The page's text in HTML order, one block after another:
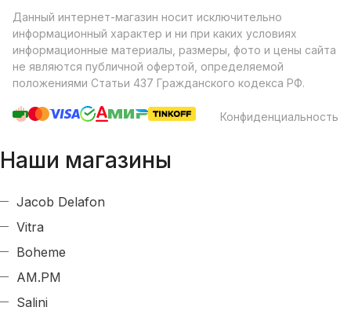
Данный интернет-магазин носит исключительно
информационный характер и ни при каких условиях
информационные материалы, размеры, фото и цены сайта
не являются публичной офертой, определяемой
положениями Статьи 437 Гражданского кодекса РФ.
Конфиденциальность
Наши магазины
Jacob Delafon
Vitra
Boheme
AM.PM
Salini